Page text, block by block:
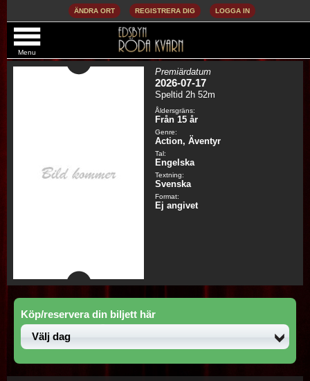
THE ODYSSEY (SV. TXT) (ENG. TAL)
Premiärdatum
2026-07-17
Speltid 2h 52m
Åldersgräns:
Från 15 år
Genre:
Action, Äventyr
Tal:
Engelska
Textning:
Svenska
Format:
Ej angivet
Köp/reservera din biljett här
ÄNDRA ORT REGISTRERA DIG LOGGA IN
Menu